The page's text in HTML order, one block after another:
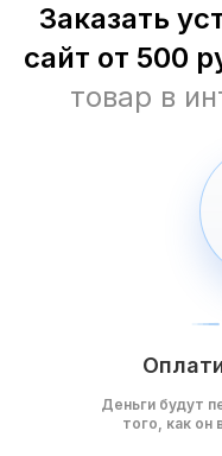
Заказать
сайт от 500
товар в
Деньги будут
того, как он